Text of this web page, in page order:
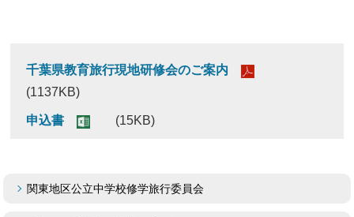
千葉県教育旅行現地研修会のご案内
(1137KB)
申込書 (15KB)
関東地区公立中学校修学旅行委員会